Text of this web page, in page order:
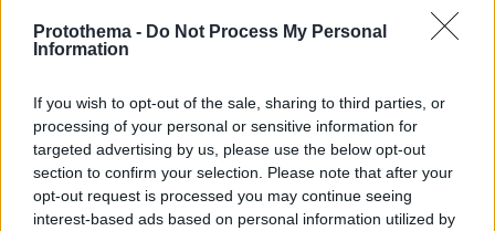
Protothema - Do Not Process My Personal
Information
If you wish to opt-out of the sale, sharing to third parties, or
processing of your personal or sensitive information for
targeted advertising by us, please use the below opt-out
section to confirm your selection. Please note that after your
opt-out request is processed you may continue seeing
interest-based ads based on personal information utilized by